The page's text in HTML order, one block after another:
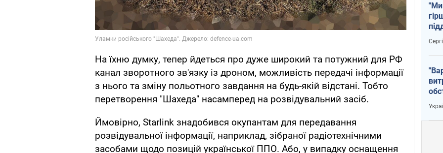
На їхню думку, тепер йдеться про дуже широкий та потужний для РФ
канал зворотного зв'язку із дроном, можливість передачі інформації
з нього та зміну польотного завдання на будь-якій відстані. Тобто
перетворення "Шахеда" насамперед на розвідувальний засіб.
Ймовірно, Starlink знадобився окупантам для передавання
розвідувальної інформації, наприклад, зібраної радіотехнічними
засобами щодо позицій української ППО. Або, у випадку оснащення
"Ми